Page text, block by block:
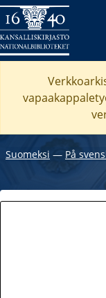
Suomeksi ― På